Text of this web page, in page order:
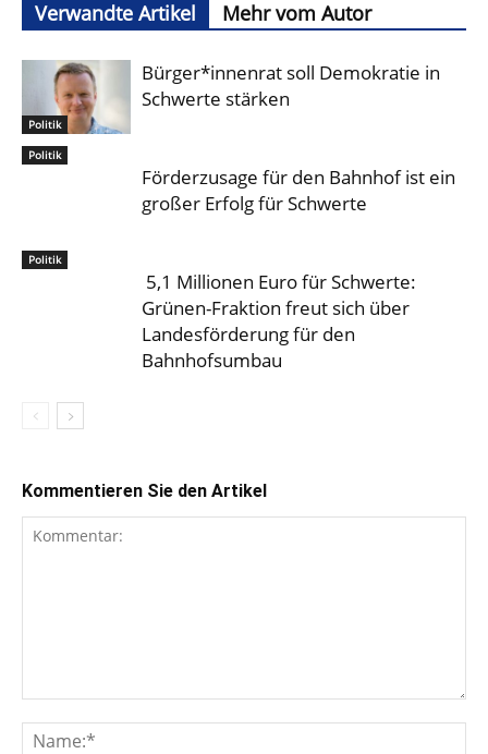
Verwandte Artikel Mehr vom Autor
Politik
Bürger*innenrat soll Demokratie in
Schwerte stärken
Politik
Förderzusage für den Bahnhof ist ein
großer Erfolg für Schwerte
Politik
5,1 Millionen Euro für Schwerte:
Grünen-Fraktion freut sich über
Landesförderung für den
Bahnhofsumbau
Kommentieren Sie den Artikel